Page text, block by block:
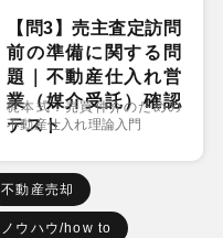
【問3】売主査定訪問
前の準備に関する問
題｜不動産仕入れ営
業（媒介受託）確認
テスト
梶本式：売買仲介のための
不動産仕入れ理論入門
不動産売却
ノウハウ/how to